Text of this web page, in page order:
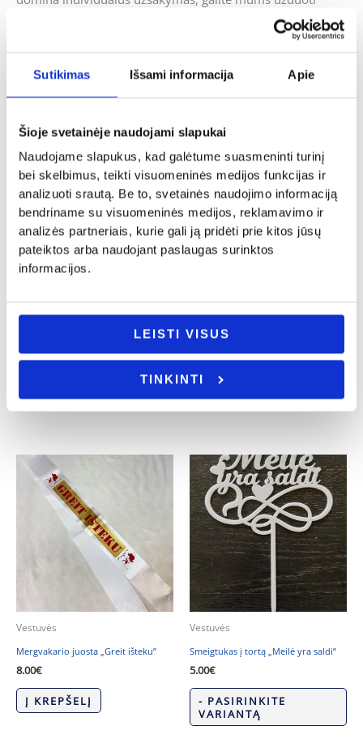
Sutikimas Išsami informacija Apie
Šioje svetainėje naudojami slapukai
Naudojame slapukus, kad galėtume suasmeninti turinį
bei skelbimus, teikti visuomeninės medijos funkcijas ir
analizuoti srautą. Be to, svetainės naudojimo informaciją
bendriname su visuomeninės medijos, reklamavimo ir
analizės partneriais, kurie gali ją pridėti prie kitos jūsų
pateiktos arba naudojant paslaugas surinktos
informacijos.
LEISTI VISUS
TINKINTI
klausimus ir mes pasistengsime kuo skubiau į juos
Panašūs produktai
Vestuvės
9.00€
Vestuvės
6.00€
Vestuvės
Mergvakario juosta „Greit išteku”
8.00€
Į KREPŠELĮ
Vestuvės
Smeigtukas į tortą „Meilė yra saldi”
5.00€
- PASIRINKITE
VARIANTĄ